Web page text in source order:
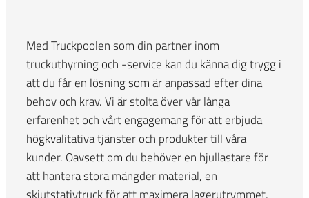
Med Truckpoolen som din partner inom
truckuthyrning och -service kan du känna dig trygg i
att du får en lösning som är anpassad efter dina
behov och krav. Vi är stolta över vår långa
erfarenhet och vårt engagemang för att erbjuda
högkvalitativa tjänster och produkter till våra
kunder. Oavsett om du behöver en hjullastare för
att hantera stora mängder material, en